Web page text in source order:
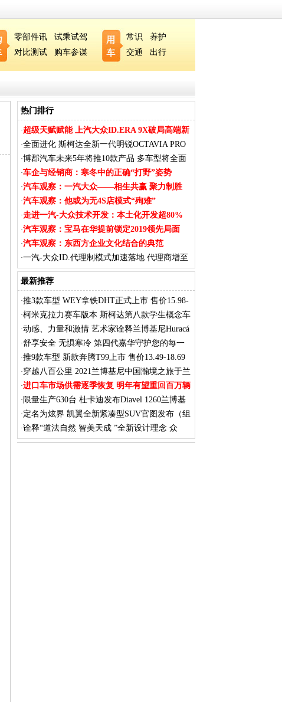
零部件讯
试乘试驾
对比测试
购车参谋
常识
养护
交通
出行
热门排行
·超级天赋赋能 上汽大众ID.ERA 9X破局高端新
能
·全面进化 斯柯达全新一代明锐OCTAVIA PRO
内饰
·博郡汽车未来5年将推10款产品 多车型将全面
覆
·车企与经销商：寒冬中的正确“打野”姿势
·汽车观察：一汽大众——相生共赢 聚力制胜
·汽车观察：他或为无4S店模式“殉难”
·走进一汽-大众技术开发：本土化开发超80%
·汽车观察：宝马在华提前锁定2019领先局面
·汽车观察：东西方企业文化结合的典范
·一汽-大众ID.代理制模式加速落地 代理商增至
7
最新推荐
·推3款车型 WEY拿铁DHT正式上市 售价15.98-
17.
·柯米克拉力赛车版本 斯柯达第八款学生概念车
·动感、力量和激情 艺术家诠释兰博基尼Huracá
·舒享安全 无惧寒冷 第四代嘉华守护您的每一
次
·推9款车型 新款奔腾T99上市 售价13.49-18.69
·穿越八百公里 2021兰博基尼中国瀚境之旅于兰
·进口车市场供需逐季恢复 明年有望重回百万辆
· 限量生产630台 杜卡迪发布Diavel 1260兰博基
·定名为炫界 凯翼全新紧凑型SUV官图发布（组
图）
·诠释“道法自然 智美天成 ”全新设计理念 众